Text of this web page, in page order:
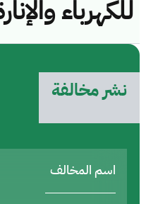
للكهرباء
نشر مخالفة
اسم المخالف